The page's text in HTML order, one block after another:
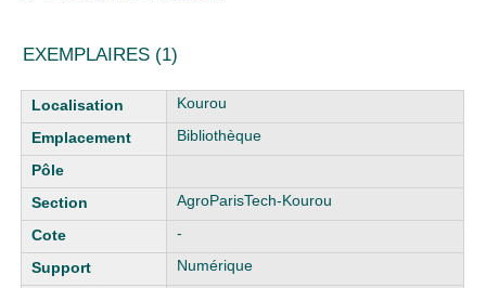
EXEMPLAIRES (1)
Liste des exemplaires
Kourou
Bibliothèque
AgroParisTech-Kourou
-
Numérique